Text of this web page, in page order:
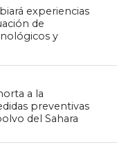
experiencias
de
y
a la
preventivas
del Sahara